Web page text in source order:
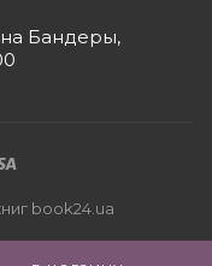
Бандеры,
book24.ua